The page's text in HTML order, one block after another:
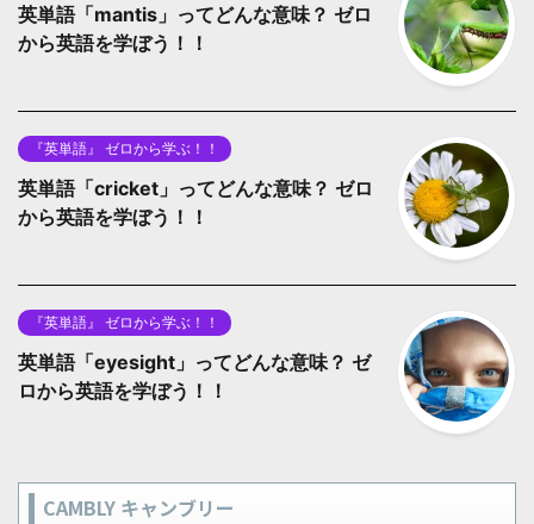
英単語「mantis」ってどんな意味？ ゼロ
から英語を学ぼう！！
『英単語』 ゼロから学ぶ！！
英単語「cricket」ってどんな意味？ ゼロ
から英語を学ぼう！！
『英単語』 ゼロから学ぶ！！
英単語「eyesight」ってどんな意味？ ゼ
ロから英語を学ぼう！！
CAMBLY キャンブリー